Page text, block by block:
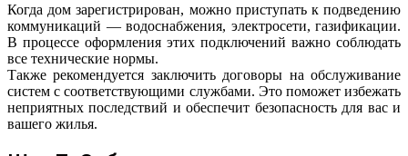
Когда дом зарегистрирован, можно приступать к подведению
коммуникаций — водоснабжения, электросети, газификации.
В процессе оформления этих подключений важно соблюдать
все технические нормы.
Также рекомендуется заключить договоры на обслуживание
систем с соответствующими службами. Это поможет избежать
неприятных последствий и обеспечит безопасность для вас и
вашего жилья.